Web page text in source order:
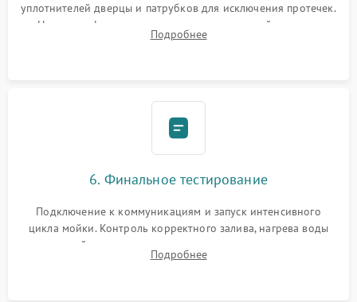
уплотнителей дверцы и патрубков для исключения протечек.
Надежная фиксация хомутов гидравлической системы,
сборка корпуса и установка датчика поплавка.
Подробнее
6. Финальное тестирование
Подключение к коммуникациям и запуск интенсивного
цикла мойки. Контроль корректного залива, нагрева воды
до нужной температуры, отсутствия посторонних шумов,
штатного слива и абсолютной сухости в поддоне.
Подробнее